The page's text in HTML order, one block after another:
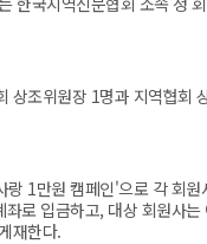
상조위원장 1명과 지역협회
랑 1만원 캠페인'으로 각 회원
로 입금하고, 대상 회원사는
재한다.